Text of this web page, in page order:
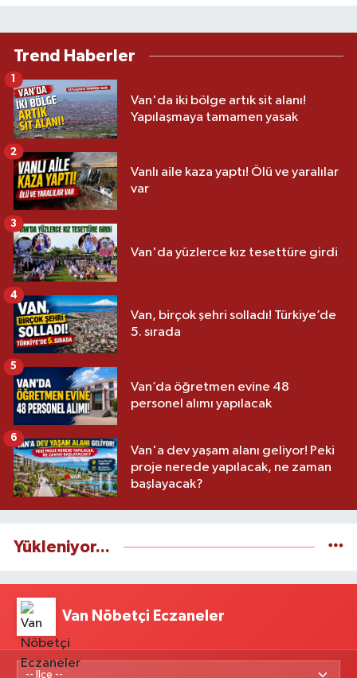
Trend Haberler
Van'da iki bölge artık sit alanı!
Yapılaşmaya tamamen yasak
Vanlı aile kaza yaptı! Ölü ve yaralılar
var
2
Van'da yüzlerce kız tesettüre girdi
3
Van, birçok şehri solladı! Türkiye’de
5. sırada
4
Van’da öğretmen evine 48
personel alımı yapılacak
5
Van'a dev yaşam alanı geliyor! Peki
proje nerede yapılacak, ne zaman
başlayacak?
6
Yükleniyor...
Van Nöbetçi Eczaneler